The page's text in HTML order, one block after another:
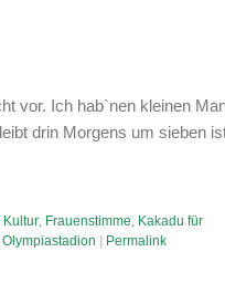
vor. Ich hab`nen kleinen
drin Morgens um sieben
Kultur, Frauenstimme, Kakadu für
Olympiastadion Permalink